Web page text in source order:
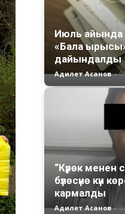
Июль айында
«Бала
дайындалды
Адилет Асанов -
“Күрөк менен
бүлөсүнө күн
кармалды
Адилет Асанов -